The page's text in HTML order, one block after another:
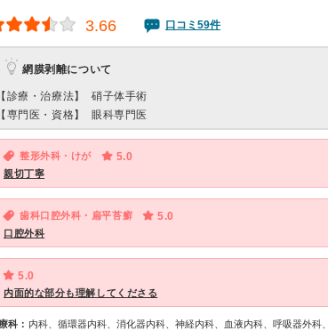
3.66 口コミ59件
網膜剥離について
【診療・治療法】
硝子体手術
【専門医・資格】
眼科専門医
整形外科・けが 5.0
親切丁寧
歯科口腔外科・扁平苔癬 5.0
口腔外科
5.0
内面的な部分も理解してくださる
科： 内科、循環器内科、消化器内科、神経内科、血液内科、呼吸器外科